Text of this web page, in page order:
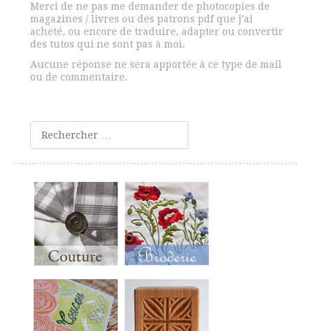
Merci de ne pas me demander de photocopies de
magazines / livres ou des patrons pdf que j’ai
acheté, ou encore de traduire, adapter ou convertir
des tutos qui ne sont pas à moi.
Aucune réponse ne sera apportée à ce type de mail
ou de commentaire.
Rechercher